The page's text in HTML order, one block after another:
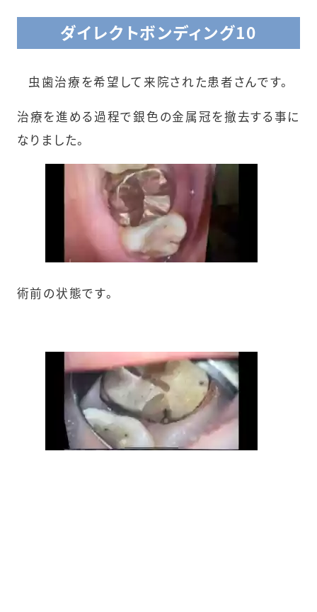
ダイレクトボンディング10
虫歯治療を希望して来院された患者さんです。
治療を進める過程で銀色の金属冠を撤去する事に
なりました。
術前の状態です。